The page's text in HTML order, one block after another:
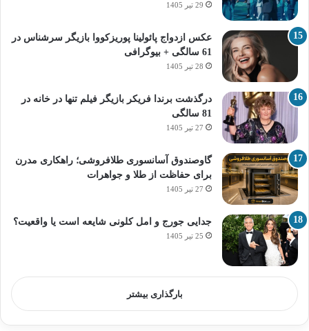
29 تیر 1405
عکس ازدواج پائولینا پوریزکووا بازیگر سرشناس در
61 سالگی + بیوگرافی
28 تیر 1405
درگذشت برندا فریکر بازیگر فیلم تنها در خانه در
81 سالگی
27 تیر 1405
گاوصندوق آسانسوری طلافروشی؛ راهکاری مدرن
برای حفاظت از طلا و جواهرات
27 تیر 1405
جدایی جورج و امل کلونی شایعه است یا واقعیت؟
25 تیر 1405
بارگذاری بیشتر